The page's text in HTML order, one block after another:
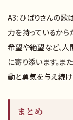
A3: ひばりさんの歌
力を持っているから
希望や絶望など、
に寄り添います。ま
動と勇気を与え続け
まとめ